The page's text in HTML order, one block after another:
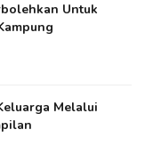
Untuk
Melalui